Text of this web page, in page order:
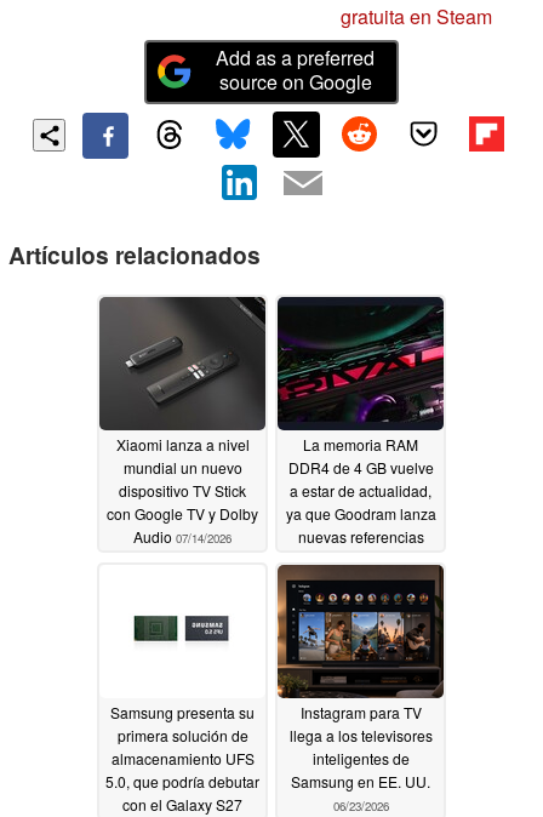
gratuita en Steam
Add as a preferred
source on Google
Artículos relacionados
Xiaomi lanza a nivel
mundial un nuevo
dispositivo TV Stick
con Google TV y Dolby
Audio 07/14/2026
La memoria RAM
DDR4 de 4 GB vuelve
a estar de actualidad,
ya que Goodram lanza
nuevas referencias
ante la escalada de los
precios de la DDR5
06/28/2026
Samsung presenta su
primera solución de
almacenamiento UFS
5.0, que podría debutar
con el Galaxy S27
Instagram para TV
llega a los televisores
inteligentes de
Samsung en EE. UU.
06/23/2026